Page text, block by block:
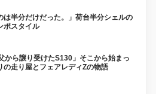
は半分だけだった。」荷台半分シェルの
ポスタイル
から譲り受けたS130」そこから始まっ
の走り屋とフェアレディZの物語